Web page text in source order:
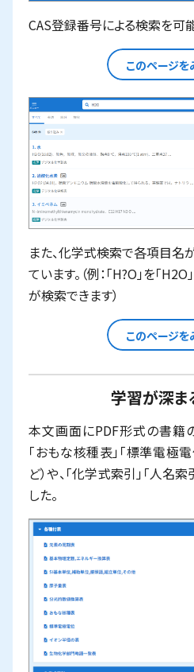
CAS登録番号による検索を可
このページを
また、化学式検索で各項目名
ています。（例：「H?O」を「
が検索できます）
このページを
学習が深ま
本文画面にPDF形式の書籍
「おもな核種表」「標準電極
ど）や、「化学式索引」「人名
した。